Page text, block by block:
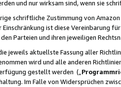
und nur wirksam sind, wenn sie
schriftliche Zustimmung von
ist diese Vereinbarung
Parteien und ihren jeweiligen
jeweils aktuellste Fassung aller
wird und alle anderen
gestellt werden („
Im Falle von Widersprüchen